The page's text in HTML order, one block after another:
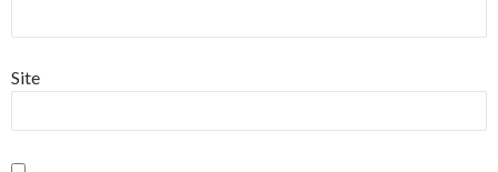
Site